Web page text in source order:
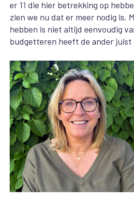
er 11 die hier betrekking op
zien we nu dat er meer nodig is.
hebben is niet altijd eenvoudig
budgetteren heeft de ander juist